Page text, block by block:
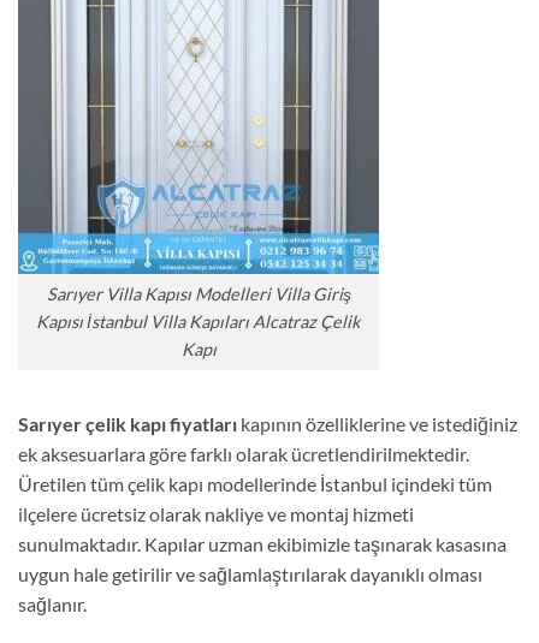
Sarıyer Villa Kapısı Modelleri Villa Giriş
Kapısı İstanbul Villa Kapıları Alcatraz Çelik
Kapı
Sarıyer çelik kapı fiyatları kapının özelliklerine ve istediğiniz
ek aksesuarlara göre farklı olarak ücretlendirilmektedir.
Üretilen tüm çelik kapı modellerinde İstanbul içindeki tüm
ilçelere ücretsiz olarak nakliye ve montaj hizmeti
sunulmaktadır. Kapılar uzman ekibimizle taşınarak kasasına
uygun hale getirilir ve sağlamlaştırılarak dayanıklı olması
sağlanır.